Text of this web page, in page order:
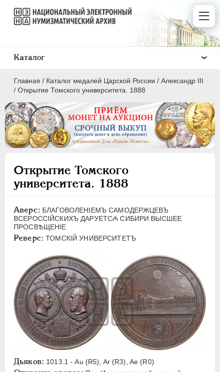
Главная / Каталог медалей Царской России / Александр III
/ Открытие Томского университета. 1888
Открытие Томского
университета. 1888
Аверс: БЛАГОВОЛЕНIЕМЪ САМОДЕРЖЦЕВЪ
ВСЕРОССIЙСКИХЪ ДАРУЕТС₼ СИБИРИ ВЫСШЕЕ
ПРОСВѢЩЕНIЕ
Реверс: ТОМСКIЙ УНИВЕРСИТЕТЪ
Дьяков: 1013.1 - Au (R5), Ar (R3), Ae (R0)
Каталог
ВСЕ
ЕКАТЕРИНА I 1725-1727
ПЕТР II 1727-1729
ИОАНН АНТОНОВИЧ 1740-1741
ЕЛИЗАВЕТА 1741-1762
ПЕТР III 1762-1762
ЕКАТЕРИНА II 1762-1796
ПАВЕЛ I 1796-1801
АЛЕКСАНДР I 1801-1825
НИКОЛАЙ I 1826-1855
АЛЕКСАНДР II 1855-1881
АЛЕКСАНДР III 1881-1894
Латинская надпись
A C E F H I J